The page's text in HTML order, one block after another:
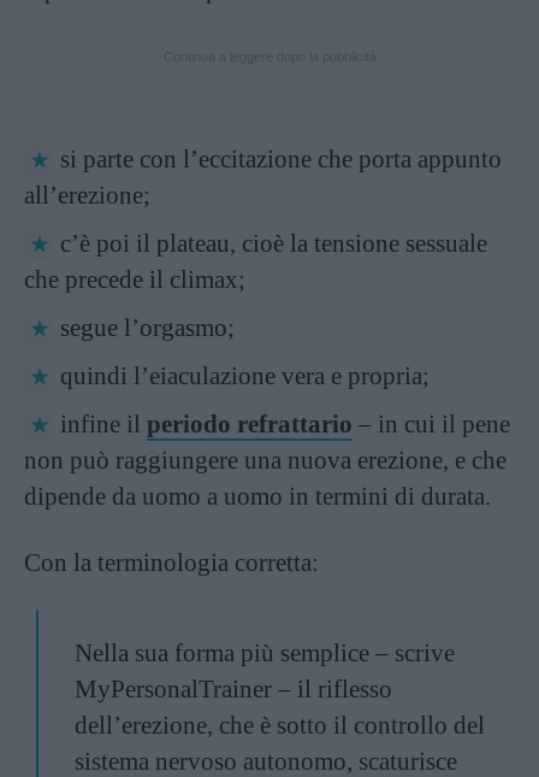
si parte con l’eccitazione che porta appunto
all’erezione;
c’è poi il plateau, cioè la tensione sessuale
che precede il climax;
segue l’orgasmo;
quindi l’eiaculazione vera e propria;
infine il periodo refrattario – in cui il pene
non può raggiungere una nuova erezione, e che
dipende da uomo a uomo in termini di durata.
Con la terminologia corretta:
Nella sua forma più semplice – scrive
MyPersonalTrainer – il riflesso
dell’erezione, che è sotto il controllo del
sistema nervoso autonomo, scaturisce